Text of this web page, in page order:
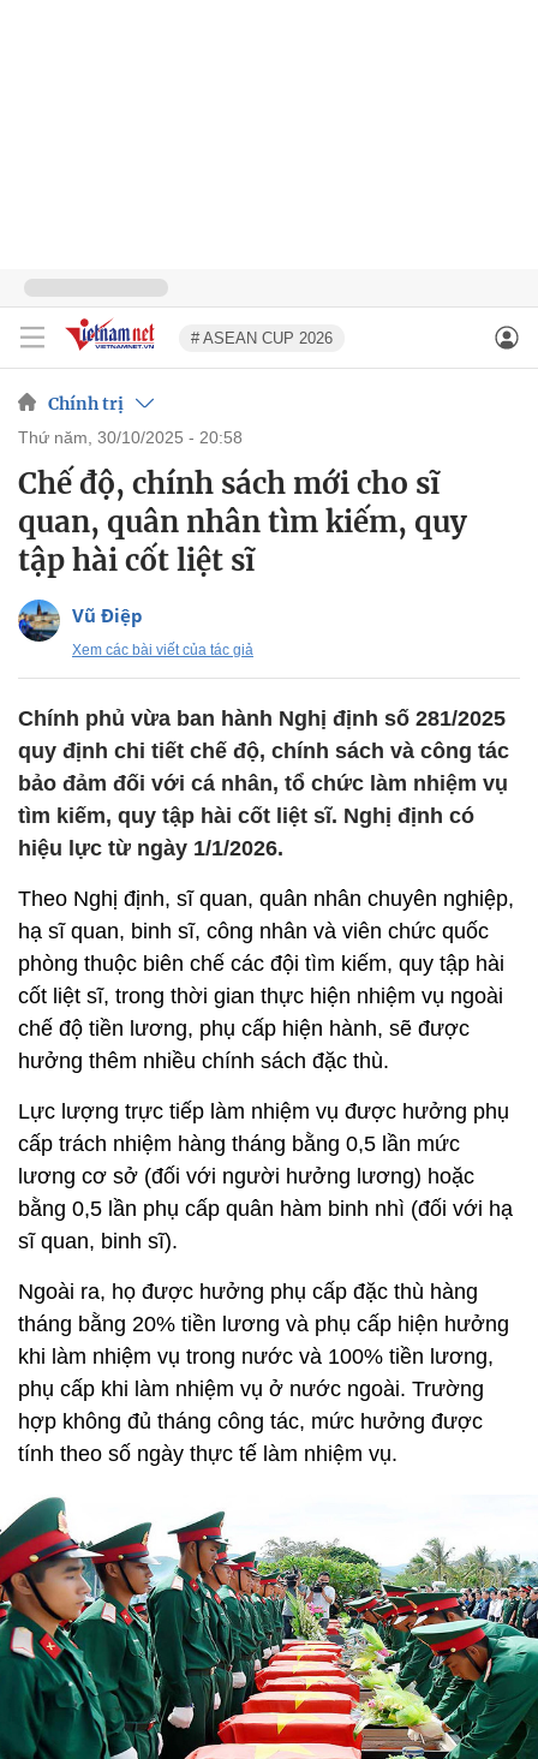
# ASEAN CUP 2026
Chính trị
thứ năm, 30/10/2025 - 20:58
Chế độ, chính sách mới cho sĩ
quan, quân nhân tìm kiếm, quy
tập hài cốt liệt sĩ
Vũ Điệp
Xem các bài viết của tác giả
Chính phủ vừa ban hành Nghị định số 281/2025
quy định chi tiết chế độ, chính sách và công tác
bảo đảm đối với cá nhân, tổ chức làm nhiệm vụ
tìm kiếm, quy tập hài cốt liệt sĩ. Nghị định có
hiệu lực từ ngày 1/1/2026.
Theo Nghị định, sĩ quan, quân nhân chuyên nghiệp,
hạ sĩ quan, binh sĩ, công nhân và viên chức quốc
phòng thuộc biên chế các đội tìm kiếm, quy tập hài
cốt liệt sĩ, trong thời gian thực hiện nhiệm vụ ngoài
chế độ tiền lương, phụ cấp hiện hành, sẽ được
hưởng thêm nhiều chính sách đặc thù.
Lực lượng trực tiếp làm nhiệm vụ được hưởng phụ
cấp trách nhiệm hàng tháng bằng 0,5 lần mức
lương cơ sở (đối với người hưởng lương) hoặc
bằng 0,5 lần phụ cấp quân hàm binh nhì (đối với hạ
sĩ quan, binh sĩ).
Ngoài ra, họ được hưởng phụ cấp đặc thù hàng
tháng bằng 20% tiền lương và phụ cấp hiện hưởng
khi làm nhiệm vụ trong nước và 100% tiền lương,
phụ cấp khi làm nhiệm vụ ở nước ngoài. Trường
hợp không đủ tháng công tác, mức hưởng được
tính theo số ngày thực tế làm nhiệm vụ.